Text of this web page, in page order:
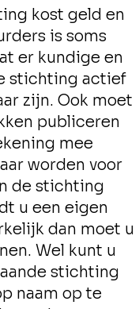
kost geld en
is soms
er kundige en
stichting actief
zijn. Ook moet
publiceren
mee
worden voor
de stichting
u een eigen
dan moet u
Wel kunt u
stichting
naam op te